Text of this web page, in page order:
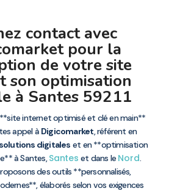
contact avec
pour la
de votre site
son optimisation
à Santes 59211
internet optimisé et clé en main**
appel à Digicomarket, référent en
digitales et en **optimisation
à Santes,Santes et dans le Nord.
des outils **personnalisés,
élaborés selon vos exigences